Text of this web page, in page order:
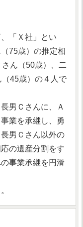
「Ｘ社」とい
75歳）の推定相
ん（50歳）、二
45歳）の４人で
男Ｃさんに、Ａ
業を承継し、勇
男Ｃさん以外の
の遺産分割をす
事業承継を円滑